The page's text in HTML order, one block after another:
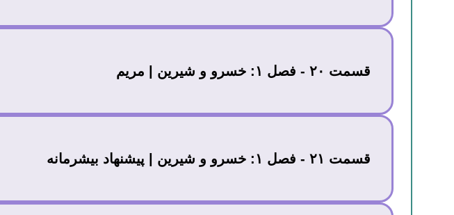
قسمت ۲۰ - فصل ۱: خسرو و شیرین | مریم
قسمت ۲۱ - فصل ۱: خسرو و شیرین | پیشنهاد بیشرمانه